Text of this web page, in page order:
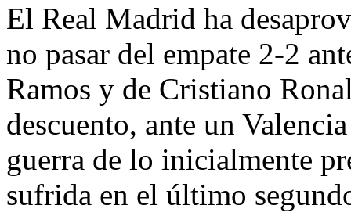
El Real Madrid ha
no pasar del empate 2-2
Ramos y de Cristiano
descuento, ante un
guerra de lo inicialmente
sufrida en el último